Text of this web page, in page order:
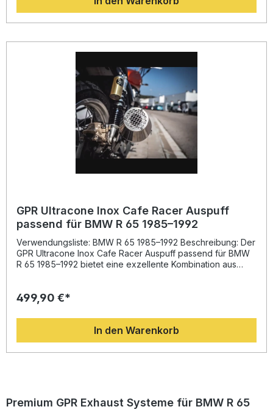
genehmigter Sound für echten Fahrspaß.Dank Plug-and-
Play-Konzept ist die Montage unkompliziert. Alle
Zubehör sind im Lieferumfang enthalten. Für ein perfektes
Ergebnis empfiehlt sich der Einbau durch eine
Fachwerkstatt. Der Hersteller ist DIN-zertifiziert und
garantiert gleichbleibend hohe Qualität und Langlebigkeit.
Sportliches Deeptone Black Design mit legaler Zulassung
Erhöht Drehmoment und Leistung Deutlich leichter als die
Inklusive Halterungen und Zubehör, Plug-and-Play-
silencer kit ohne Verbindungsrohre Abnehmbare db-Killer
Alle fahrzeugspezifischen Halterungen Montagezubehör
GPR Ultracone Inox Cafe Racer Auspuff
passend für BMW R 65 1985–1992
Verwendungsliste: BMW R 65 1985–1992 Beschreibung: Der
GPR Ultracone Inox Cafe Racer Auspuff passend für BMW
R 65 1985–1992 bietet eine exzellente Kombination aus
GPR in der Motorrad-Weltmeisterschaft profitieren Sie von
deutlicher Gewichtsersparnis gegenüber dem
Originalauspuff. Der markante Edelstahl-Schalldämpfer mit
herausnehmbarem dB-Killer sorgt zudem für einen
kernigen, aber legalen Sound, der das Fahrerlebnis
Wir empfehlen den fachgerechten Einbau in einer
spezialisierten Werkstatt, um optimale Passgenauigkeit und
499,90 €*
In den Warenkorb
Premium GPR Exhaust Systeme für BMW R 65